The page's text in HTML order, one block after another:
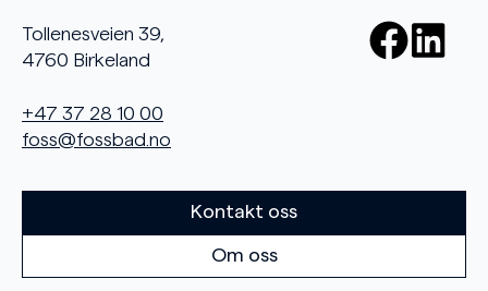
Tollenesveien 39,
4760 Birkeland
+47 37 28 10 00
foss@fossbad.no
Kontakt oss
Om oss